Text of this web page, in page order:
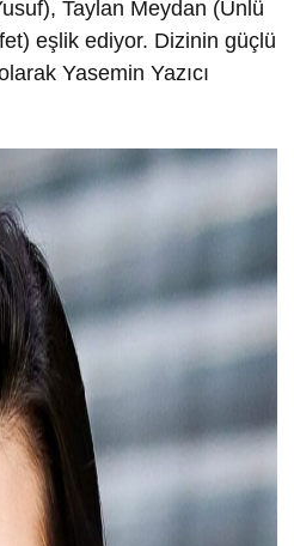
Taylan Meydan (Ünlü
eşlik ediyor. Dizinin güçlü
Yasemin Yazıcı